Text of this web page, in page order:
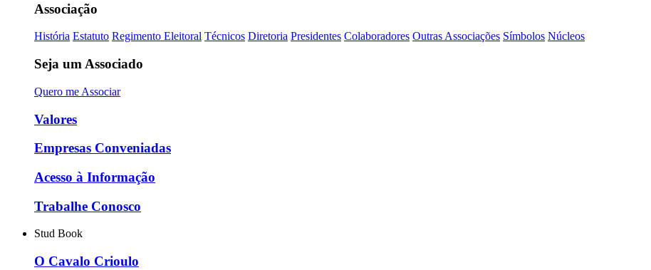
Associação
História Estatuto Regimento Eleitoral Técnicos Diretoria Presidentes Colaboradores Outras Associações Símbolos Núcleos
Seja um Associado
Quero me Associar
Valores
Empresas Conveniadas
Acesso à Informação
Trabalhe Conosco
Stud Book
O Cavalo Crioulo